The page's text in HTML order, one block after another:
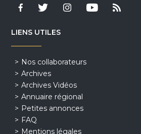
LIENS UTILES
Nos collaborateurs
Archives
Archives Vidéos
Annuaire régional
Petites annonces
FAQ
Mentions légales